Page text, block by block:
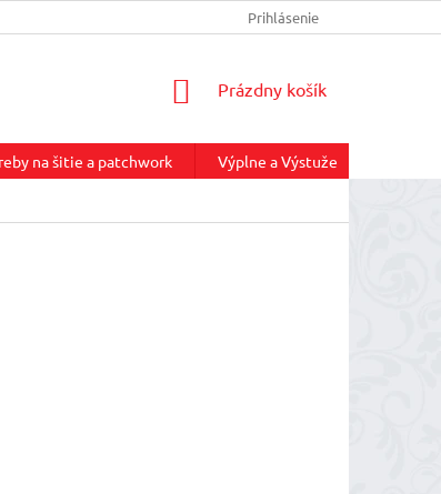
REKLAMAČNÝ PORIADOK
Prihlásenie
NÁKUPNÝ
Prázdny košík
na šitie a patchwork Výplne a Výstuže